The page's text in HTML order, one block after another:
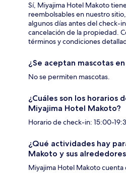
Sí, Miyajima Hotel Makoto
reembolsables en nuestro
algunos días antes del check-
cancelación de la propiedad.
términos y condiciones
¿Se aceptan mascotas
No se permiten mascotas.
¿Cuáles son los horarios
Miyajima Hotel Makoto?
Horario de check-in: 15:00-
¿Qué actividades hay
Makoto y sus
Miyajima Hotel Makoto cuenta